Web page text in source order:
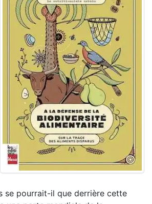
se pourrait-il que derrière cette